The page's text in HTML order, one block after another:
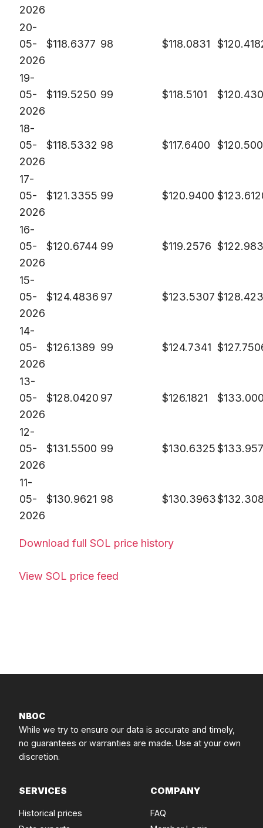
2026
20-
05-
2026
$118.6377 98 $118.0831 $
19-
05-
2026
$119.5250 99 $118.5101 $
18-
05-
2026
$118.5332 98 $117.6400 $
17-
05-
2026
$121.3355 99 $120.9400 $
16-
05-
2026
$120.6744 99 $119.2576 $
15-
05-
2026
$124.4836 97 $123.5307 $
14-
05-
2026
$126.1389 99 $124.7341 $
13-
05-
2026
$128.0420 97 $126.1821 $
12-
05-
2026
$131.5500 99 $130.6325$
11-
05-
2026
$130.9621 98 $130.3963$
Download full SOL price history
View SOL price feed
NBOC
While we try to ensure our data is accurate and timely,
no guarantees or warranties are made. Use at your own
discretion.
SERVICES
Historical prices
COMPANY
FAQ